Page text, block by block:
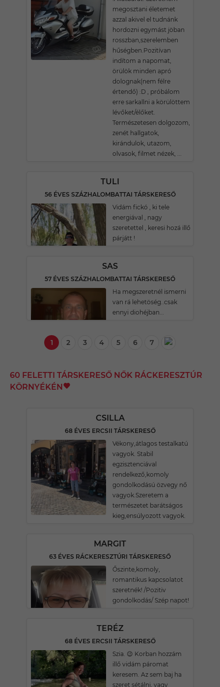
megosztani életemet
azzal akivel el tudnánk
hordozni egymást jöban
rosszban,szerelemben
hűségben.Pozitívan
indítom a napomat,
örülök minden apró
dolognak(nem félre
értendő) :D , próbálom
erre sarkallni a körülöttem
lévőket/élőket.
Természetesen dolgozom,
zenét hallgatok,
kirándulok, utazom,
olvasok, filmet nézek, ...
TULI
56 ÉVES SZÁZHALOMBATTAI TÁRSKERESŐ
Vidám fickó , ki tele
energiával , nagy
szeretettel , keresi hozá illő
párjátt !
SAS
57 ÉVES SZÁZHALOMBATTAI TÁRSKERESŐ
Ha megszeretnél ismerni
van rá lehetöség..csak
ennyi diohéjban...
1 2 3 4 5 6 7
60 FELETTI TÁRSKERESŐ NŐK RÁCKERESZTÚR
KÖRNYÉKÉN
CSILLA
68 ÉVES ERCSII TÁRSKERESŐ
Vékony,átlagos testalkatú
vagyok. Stabil
egzisztenciával
rendelkező,komoly
gondolkodású özvegy nő
vagyok.Szeretem a
természetet barátságos
kieg,ensúlyozott vagyok.
MARGIT
63 ÉVES RÁCKERESZTÚRI TÁRSKERESŐ
Őszinte,komoly,
romantikus kapcsolatot
szeretnék! /Pozitiv
gondolkodás/ Szép napot!
TERÉZ
68 ÉVES ERCSII TÁRSKERESŐ
Szia. 😉 Korban hozzám
illő vidám páromat
keresem. Az sem baj ha
szeret sétálni, vagy